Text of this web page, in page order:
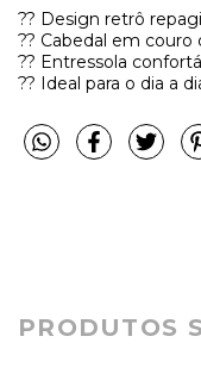
?? Design retrô
?? Cabedal em couro
?? Entressola
?? Ideal para o dia a
PRODUTOS